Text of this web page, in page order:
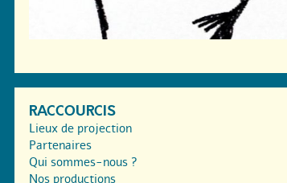
RACCOURCIS
Lieux de projection
Partenaires
Qui sommes-nous ?
Nos productions